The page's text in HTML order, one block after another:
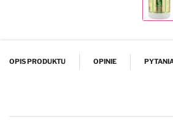
OPIS PRODUKTU OPINIE